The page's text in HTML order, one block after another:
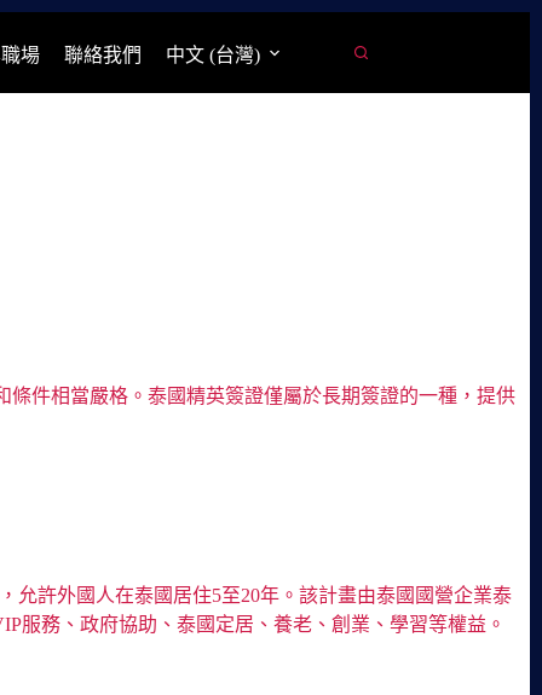
場 聯絡我們 中文 (台灣)
件相當嚴格。泰國精英簽證僅屬於長期簽證的一種，提供
允許外國人在泰國居住5至20年。該計畫由泰國國營企業泰
服務、政府協助、泰國定居、養老、創業、學習等權益。